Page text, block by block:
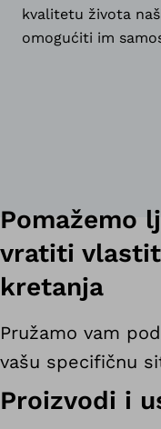
kvalitetu života
omogućiti im
Pomažemo
vratiti
kretanja
Pružamo vam
vašu specifičnu
Proizvodi i